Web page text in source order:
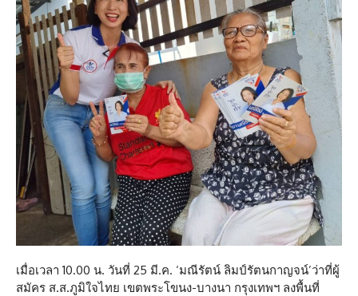
เมื่อเวลา 10.00 น. วันที่ 25 มี.ค. ‘มณีรัตน์ ลิมป์รัตนกาญจน์’ว่าที่ผู้
สมัคร ส.ส.ภูมิใจไทย เขตพระโขนง-บางนา กรุงเทพฯ ลงพื้นที่